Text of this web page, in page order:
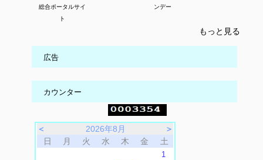
総合ポータルサイ
ト
ンデー
もっと見る
広告
カウンター
＜ 2026年8月
＞
日
月 火 水 木 金 土
1